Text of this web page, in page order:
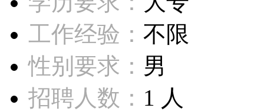
工作经验： 不限
性别要求： 男
招聘人数： 1 人